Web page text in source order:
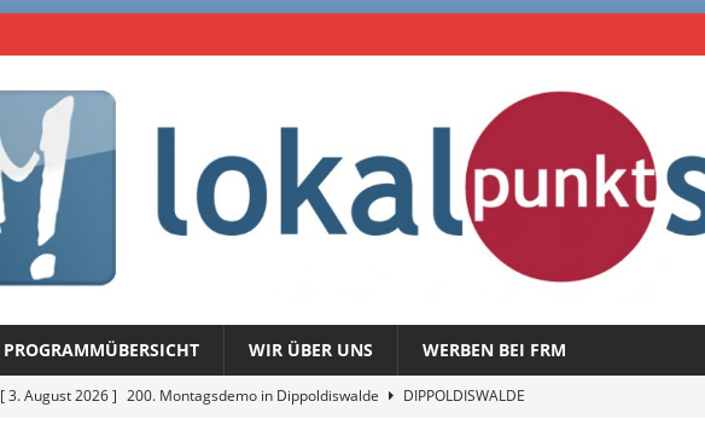
PROGRAMMÜBERSICHT WIR ÜBER UNS WERBEN BEI FRM
[ 3. August 2026 ] 200. Montagsdemo in Dippoldiswalde
DIPPOLDISWALDE